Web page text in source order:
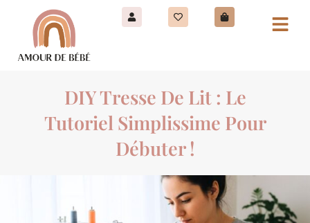
DIY Tresse De Lit : Le
Tutoriel Simplissime Pour
Débuter !